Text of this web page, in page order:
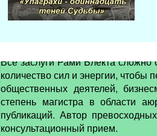
Все заслуги Рами Блекта
количество сил и энергии, чтобы
общественных деятелей,
степень магистра в области
публикаций. Автор
консультационный прием.